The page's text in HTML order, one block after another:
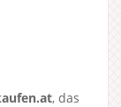
, das